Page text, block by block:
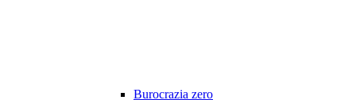
Burocrazia zero